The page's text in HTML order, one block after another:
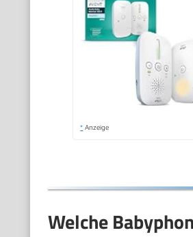
* Anzeige
Welche